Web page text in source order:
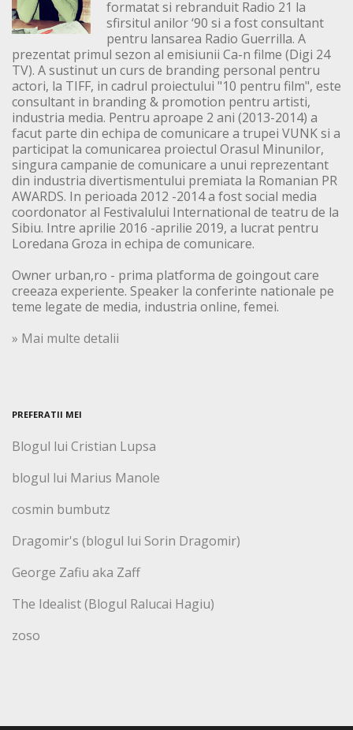
formatat si rebranduit Radio 21 la
sfirsitul anilor ‘90 si a fost consultant
pentru lansarea Radio Guerrilla. A
prezentat primul sezon al emisiunii Ca-n filme (Digi 24
TV). A sustinut un curs de branding personal pentru
actori, la TIFF, in cadrul proiectului "10 pentru film", este
consultant in branding & promotion pentru artisti,
industria media. Pentru aproape 2 ani (2013-2014) a
facut parte din echipa de comunicare a trupei VUNK si a
participat la comunicarea proiectul Orasul Minunilor,
singura campanie de comunicare a unui reprezentant
din industria divertismentului premiata la Romanian PR
AWARDS. In perioada 2012 -2014 a fost social media
coordonator al Festivalului International de teatru de la
Sibiu. Intre aprilie 2016 -aprilie 2019, a lucrat pentru
Loredana Groza in echipa de comunicare.
Owner urban,ro - prima platforma de goingout care
creeaza experiente. Speaker la conferinte nationale pe
teme legate de media, industria online, femei.
» Mai multe detalii
PREFERATII MEI
Blogul lui Cristian Lupsa
blogul lui Marius Manole
cosmin bumbutz
Dragomir's (blogul lui Sorin Dragomir)
George Zafiu aka Zaff
The Idealist (Blogul Ralucai Hagiu)
zoso